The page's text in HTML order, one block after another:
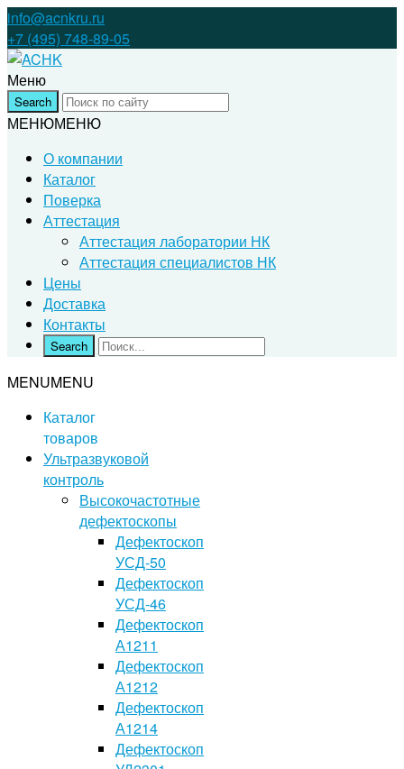
info@acnkru.ru
+7 (495) 748-89-05
Меню
МЕНЮМЕНЮ
О компании
Каталог
Поверка
Аттестация
Аттестация лаборатории НК
Аттестация специалистов НК
Цены
Доставка
Контакты
MENUMENU
Каталог
товаров
Ультразвуковой
контроль
Высокочастотные
дефектоскопы
Дефектоскоп
УСД-50
Дефектоскоп
УСД-46
Дефектоскоп
А1211
Дефектоскоп
А1212
Дефектоскоп
А1214
Дефектоскоп